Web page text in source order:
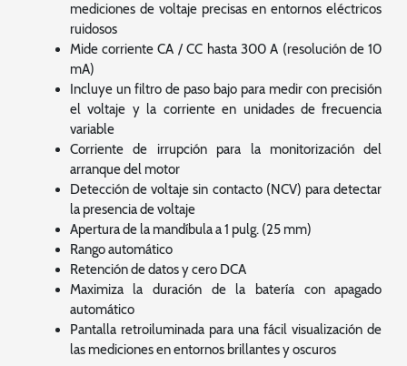
mediciones de voltaje precisas en entornos eléctricos
ruidosos
Mide corriente CA / CC hasta 300 A (resolución de 10
mA)
Incluye un filtro de paso bajo para medir con precisión
el voltaje y la corriente en unidades de frecuencia
variable
Corriente de irrupción para la monitorización del
arranque del motor
Detección de voltaje sin contacto (NCV) para detectar
la presencia de voltaje
Apertura de la mandíbula a 1 pulg. (25 mm)
Rango automático
Retención de datos y cero DCA
Maximiza la duración de la batería con apagado
automático
Pantalla retroiluminada para una fácil visualización de
las mediciones en entornos brillantes y oscuros